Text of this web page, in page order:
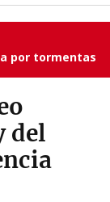
por tormentas
del